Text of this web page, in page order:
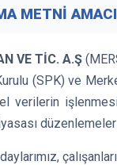
METNİ
VE TİC. A.Ş
(SPK) ve
verilerin işlenmesi